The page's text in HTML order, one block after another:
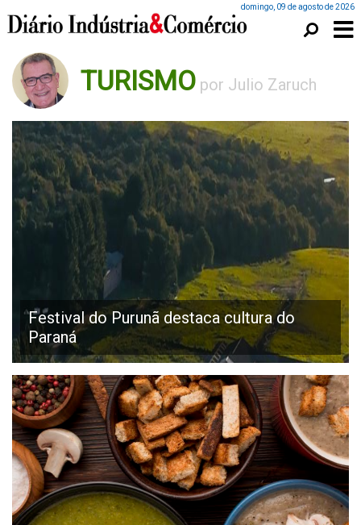
domingo, 09 de agosto de 2026
TURISMO por Julio Zaruch
Festival do Purunã destaca cultura do
Paraná